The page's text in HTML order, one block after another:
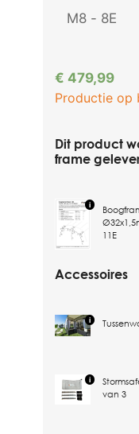
€ 479,99
Dit product
frame
11E
Accessoires
van 3